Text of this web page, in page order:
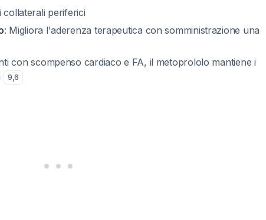
collaterali periferici
: Migliora l'aderenza terapeutica con somministrazione una
con scompenso cardiaco e FA, il metoprololo mantiene i
9,6